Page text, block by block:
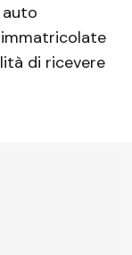
auto
di ricevere